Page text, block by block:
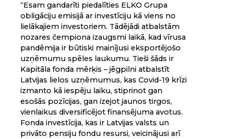
“Esam gandarīti piedalīties ELKO Grupa
obligāciju emisijā ar investīciju kā viens no
lielākajiem investoriem. Tādējādi atbalstām
nozares čempiona izaugsmi laikā, kad vīrusa
pandēmija ir būtiski mainījusi eksportējošo
uzņēmumu spēles laukumu. Tieši šāds ir
Kapitāla fonda mērķis – jēgpilni atbalstīt
Latvijas lielos uzņēmumus, kas Covid-19 krīzi
izmanto kā iespēju laiku, stiprinot gan
esošās pozīcijas, gan izejot jaunos tirgos,
vienlaikus diversificējot finansējuma avotus.
Fonda investīcija, kas ir Latvijas valsts un
privāto pensiju fondu resursi, veicinājusi arī